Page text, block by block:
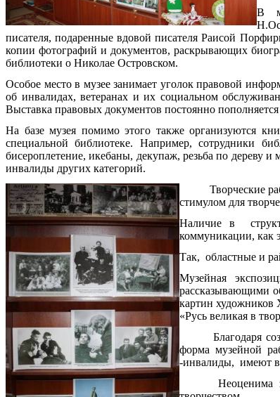
В
писателя, подаренные вдовой писателя Раисой
копии фотографий и документов, раскрывающих
библиотеки о Николае Островском.
Особое место в музее занимает уголок правовой
об инвалидах, ветеранах и их социальном
Выставка правовых документов постоянно
На базе музея помимо этого также организуются
специальной библиотеке. Например, сотрудники
бисероплетение, икебаны, декупаж, резьба по дереву
инвалиды других категорий.
Творческие
стимулом для
Наличие в
коммуникации, как
Так, областные и
Музейная
рассказывающими
картин художников
«Русь великая в
Благодаря
форма музейной
-инвалиды, имеют
Неоценима